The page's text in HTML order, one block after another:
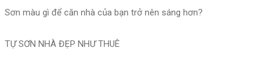
Sơn màu gì để căn nhà của bạn trở nên sáng hơn?
TỰ SƠN NHÀ ĐẸP NHƯ THUÊ